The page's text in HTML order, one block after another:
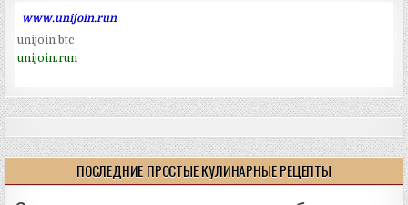
www.unijoin.run
unijoin btc
unijoin.run
ПОСЛЕДНИЕ ПРОСТЫЕ КУЛИНАРНЫЕ РЕЦЕПТЫ